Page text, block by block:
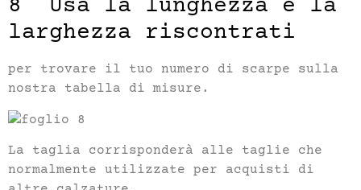
8 Usa la lunghezza e la
larghezza riscontrati
per trovare il tuo numero di scarpe sulla
nostra tabella di misure.
La taglia corrisponderà alle taglie che
normalmente utilizzate per acquisti di